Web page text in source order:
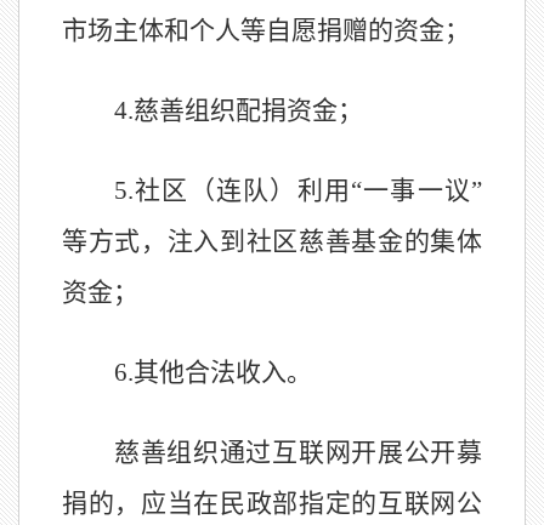
市场主体和个人等自愿捐赠的资金；
4.慈善组织配捐资金；
5.社区（连队）利用“一事一议”
等方式，注入到社区慈善基金的集体
资金；
6.其他合法收入。
慈善组织通过互联网开展公开募
捐的，应当在民政部指定的互联网公